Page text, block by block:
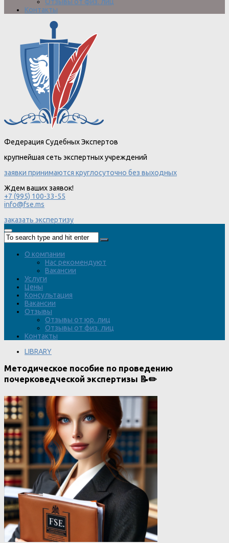
Отзывы от физ. лиц
Контакты
Федерация Судебных Экспертов
крупнейшая сеть экспертных учреждений
заявки принимаются круглосуточно без выходных
Ждем ваших заявок!
+7 (995) 100-33-55
info@fse.ms
заказать экспертизу
О компании
Нас рекомендуют
Вакансии
Услуги
Цены
Консультация
Вакансии
Отзывы
Отзывы от юр. лиц
Отзывы от физ. лиц
Контакты
LIBRARY
Методическое пособие по проведению
почерковедческой экспертизы 📝✏️